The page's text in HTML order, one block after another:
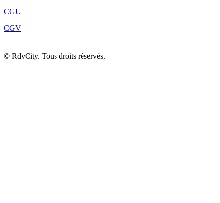
CGU
CGV
© RdvCity. Tous droits réservés.